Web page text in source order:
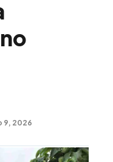
9, 2026